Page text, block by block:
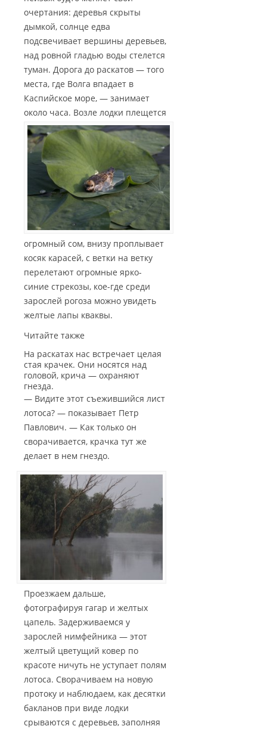
очертания: деревья скрыты
дымкой, солнце едва
подсвечивает вершины деревьев,
над ровной гладью воды стелется
туман. Дорога до раскатов — того
места, где Волга впадает в
Каспийское море, — занимает
около часа. Возле лодки плещется
огромный сом, внизу проплывает
косяк карасей, с ветки на ветку
перелетают огромные ярко-
синие стрекозы, кое-где среди
зарослей рогоза можно увидеть
желтые лапы кваквы.
Читайте также
На раскатах нас встречает целая
стая крачек. Они носятся над
головой, крича — охраняют
гнезда.
— Видите этот съежившийся лист
лотоса? — показывает Петр
Павлович. — Как только он
сворачивается, крачка тут же
делает в нем гнездо.
Проезжаем дальше,
фотографируя гагар и желтых
цапель. Задерживаемся у
зарослей нимфейника — этот
желтый цветущий ковер по
красоте ничуть не уступает полям
лотоса. Сворачиваем на новую
протоку и наблюдаем, как десятки
бакланов при виде лодки
срываются с деревьев, заполняя